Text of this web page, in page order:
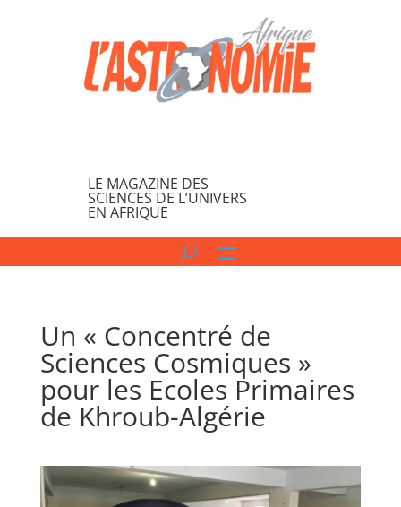
LE MAGAZINE DES
SCIENCES DE L’UNIVERS
EN AFRIQUE
Un « Concentré de
Sciences Cosmiques »
pour les Ecoles Primaires
de Khroub-Algérie